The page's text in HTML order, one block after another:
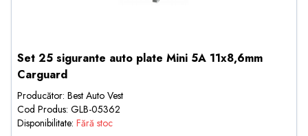
Set 25 sigurante auto plate Mini 5A 11x8,6mm
Carguard
Producător: Best Auto Vest
Cod Produs: GLB-05362
Disponibilitate: Fără stoc